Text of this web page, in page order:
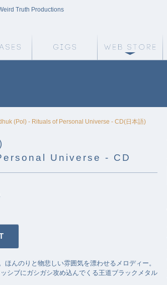
Truth Productions
(Pol) - Rituals of Personal Universe - CD(日本語)
Universe - CD
んのりと物悲しい雰囲気を漂わせるメロディー。
シブにガシガシ攻め込んでくる王道ブラックメタル